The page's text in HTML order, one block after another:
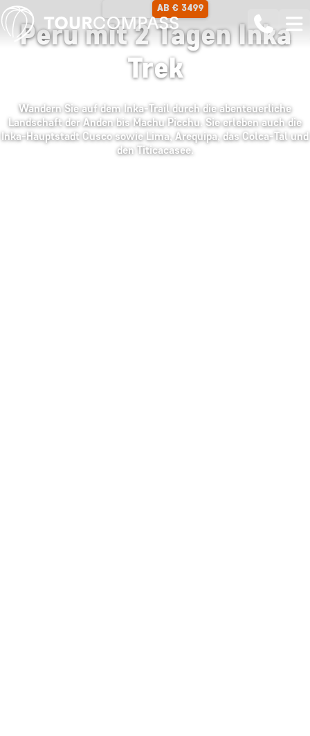
AB € 3499
Peru mit 2 Tagen Inka
Trek
Wandern Sie auf dem Inka-Trail durch die abenteuerliche
Landschaft der Anden bis Machu Picchu. Sie erleben auch die
Inka-Hauptstadt Cusco sowie Lima, Arequipa, das Colca-Tal und
den Titicacasee.